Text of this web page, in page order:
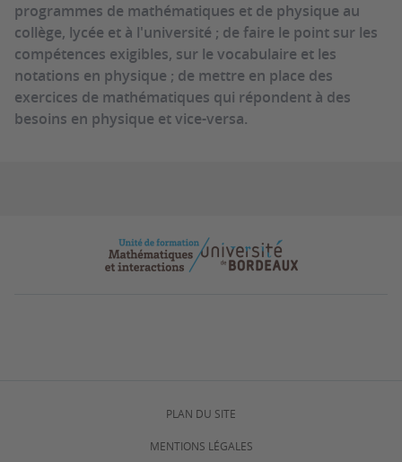
programmes de mathématiques et de physique au
collège, lycée et à l'université ; de faire le point sur les
compétences exigibles, sur le vocabulaire et les
notations en physique ; de mettre en place des
exercices de mathématiques qui répondent à des
besoins en physique et vice-versa.
PLAN DU SITE
MENTIONS LÉGALES